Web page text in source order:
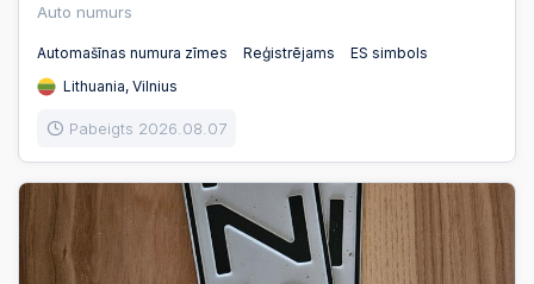
Auto numurs
Automašīnas numura zīmes Reģistrējams
ES simbols
Lithuania, Vilnius
Pabeigts 2026.08.07